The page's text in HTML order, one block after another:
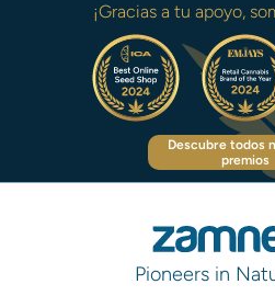
¡Gracias a tu apoyo,
Descubre todos
premios
Pioneers in